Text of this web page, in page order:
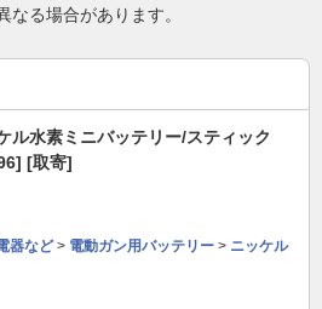
る場合があります。
ル水素ミニバッテリー/スティック
[取寄]
器など> 電動ガン用バッテリー > ニッケル